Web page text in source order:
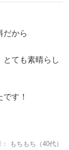
だから
とても素晴らし
す！
もちもち （40代）